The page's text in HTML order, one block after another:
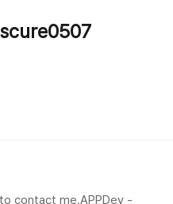
contact me.​APPDev -